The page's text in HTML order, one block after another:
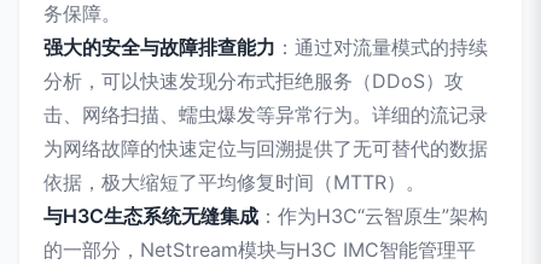
务保障。
强大的安全与故障排查能力 ：通过对流量模式的持续
分析，可以快速发现分布式拒绝服务（DDoS）攻
击、网络扫描、蠕虫爆发等异常行为。详细的流记录
为网络故障的快速定位与回溯提供了无可替代的数据
依据，极大缩短了平均修复时间（MTTR）。
与H3C生态系统无缝集成 ：作为H3C“云智原生”架构
的一部分，NetStream模块与H3C IMC智能管理平